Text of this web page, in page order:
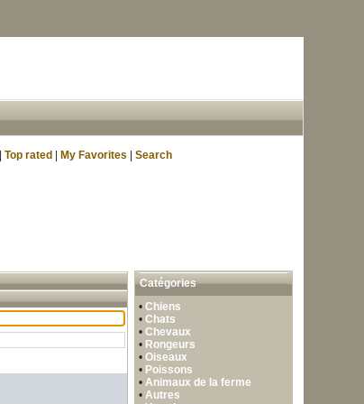
Top rated My Favorites Search
Catégories
•Chiens
•Chats
•Chevaux
• Rongeurs
•Oiseaux
• Poissons
• Animaux de la ferme
• Autres